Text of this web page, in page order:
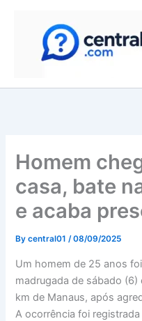
Homem
casa, bate
e acaba
Bycentral01/08/09/2025
Um homem de 25 anos
madrugada de sábado
km de Manaus, após
A ocorrência foi